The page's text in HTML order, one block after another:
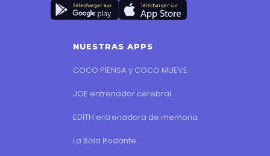
NUESTRAS APPS
COCO PIENSA y COCO MUEVE
JOE entrenador cerebral
EDITH entrenadora de memoria
La Bola Rodante